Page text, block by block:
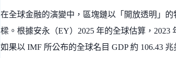
在全球金融的演變中，區塊鏈以「開放透明」
樑。根據安永（EY）2025 年的全球估算，2023
如果以 IMF 所公布的全球名目 GDP 約 106.43